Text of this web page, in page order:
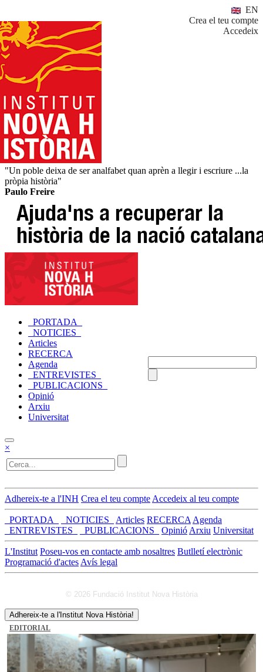
EN
Crea el teu compte
Accedeix
"Un poble deixa de ser analfabet quan aprèn a llegir i escriure ...la
pròpia història"
Paulo Freire
_PORTADA_
_NOTICIES_
Articles
RECERCA
Agenda
_ENTREVISTES_
_PUBLICACIONS_
Opinió
Arxiu
Universitat
×
Adhereix-te a l'INH Crea el teu compte Accedeix al teu compte
_PORTADA_ _NOTICIES_ Articles RECERCA Agenda
_ENTREVISTES_
_PUBLICACIONS_ Opinió Arxiu Universitat
L'Institut Poseu-vos en contacte amb nosaltres Butlletí electrònic
Programació d'actes Avís legal
© 2026 Fundació Institut Nova Història
Adhereix-te a l'Institut Nova Història!
EDITORIAL